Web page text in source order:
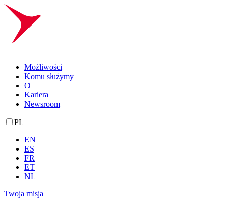
Możliwości
Komu służymy
O
Kariera
Newsroom
PL
EN
ES
FR
ET
NL
Twoja misja